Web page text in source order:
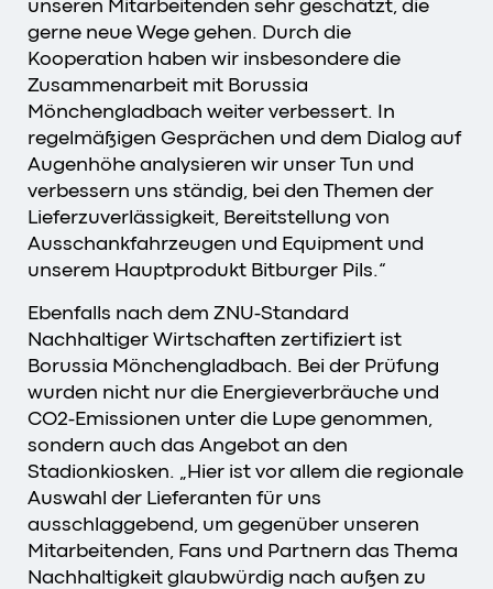
unseren Mitarbeitenden sehr geschätzt, die
gerne neue Wege gehen. Durch die
Kooperation haben wir insbesondere die
Zusammenarbeit mit Borussia
Mönchengladbach weiter verbessert. In
regelmäßigen Gesprächen und dem Dialog auf
Augenhöhe analysieren wir unser Tun und
verbessern uns ständig, bei den Themen der
Lieferzuverlässigkeit, Bereitstellung von
Ausschankfahrzeugen und Equipment und
unserem Hauptprodukt Bitburger Pils.“
Ebenfalls nach dem ZNU-Standard
Nachhaltiger Wirtschaften zertifiziert ist
Borussia Mönchengladbach. Bei der Prüfung
wurden nicht nur die Energieverbräuche und
CO2-Emissionen unter die Lupe genommen,
sondern auch das Angebot an den
Stadionkiosken. „Hier ist vor allem die regionale
Auswahl der Lieferanten für uns
ausschlaggebend, um gegenüber unseren
Mitarbeitenden, Fans und Partnern das Thema
Nachhaltigkeit glaubwürdig nach außen zu